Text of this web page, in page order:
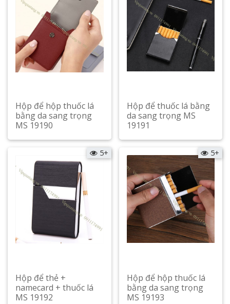
Hộp để hộp thuốc lá
bằng da sang trọng
MS 19190
Xem chi tiết
Hộp để thuốc lá bằng
da sang trọng MS
19191
Xem chi tiết
5+
Hộp để thẻ +
namecard + thuốc lá
MS 19192
5+
Hộp để hộp thuốc lá
bằng da sang trọng
MS 19193